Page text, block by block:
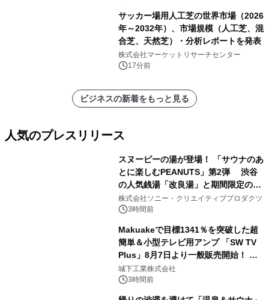
サッカー場用人工芝の世界市場（2026
年～2032年）、市場規模（人工芝、混
合芝、天然芝）・分析レポートを発表
株式会社マーケットリサーチセンター
17分前
ビジネスの新着をもっと見る
人気のプレスリリース
スヌーピーの湯が登場！ 「サウナのあ
とに楽しむPEANUTS」第2弾 渋谷
の人気銭湯「改良湯」と期間限定のコ
ラボレーション サウナイキタイコラ
ボグッズも発売決定！
株式会社ソニー・クリエイティブプロダクツ
3時間前
Makuakeで目標1341％を突破した超
簡単＆小型テレビ用アンプ 「SW TV
Plus」8月7日より一般販売開始！ ケ
ーブル1本つなぐだけ、テレビの音が
ぐっと豊かに
城下工業株式会社
3時間前